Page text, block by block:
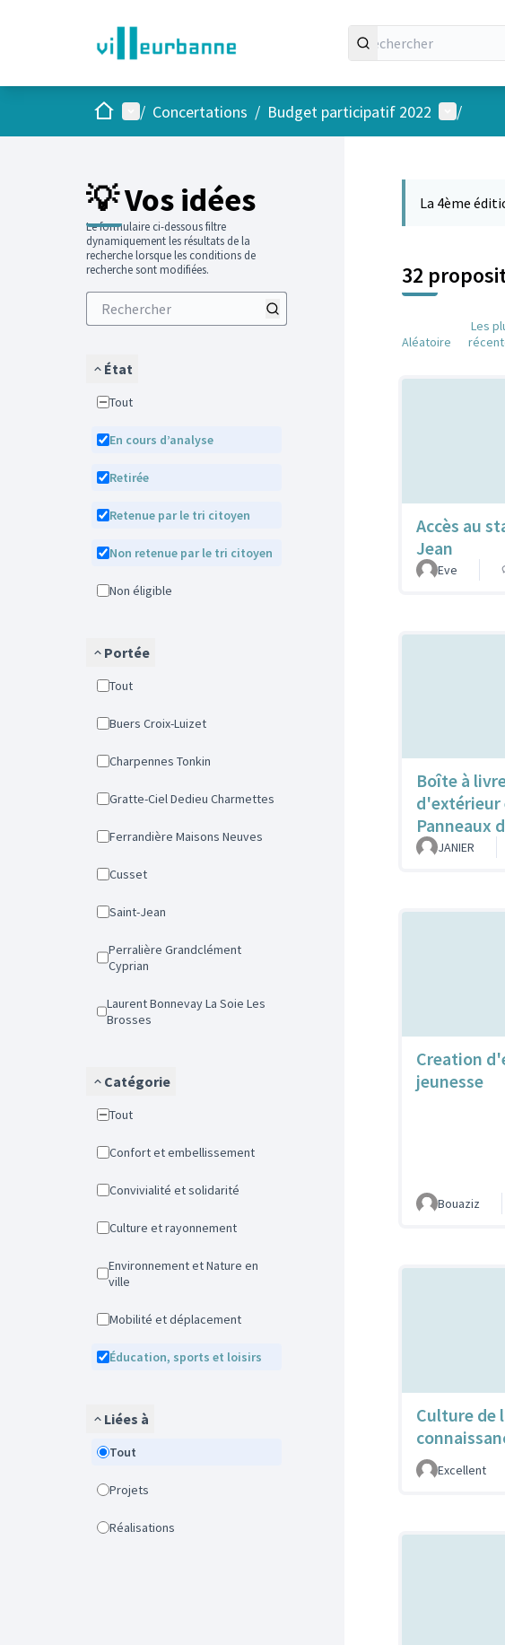
AccueilMenu principal
/ Concertations / Budget participatif 2022 Menu
/
💡 Vos idées
Le formulaire ci-dessous filtre
dynamiquement les résultats de la
recherche lorsque les conditions de
recherche sont modifiées.
État
Tout
En cours d’analyse
Retirée
Retenue par le tri citoyen
Non retenue par le tri citoyen
Non éligible
Portée
Tout
Buers Croix-Luizet
Charpennes Tonkin
Gratte-Ciel Dedieu Charmettes
Ferrandière Maisons Neuves
Cusset
Saint-Jean
Perralière Grandclément
Cyprian
Laurent Bonnevay La Soie Les
Brosses
Catégorie
Tout
Confort et embellissement
Convivialité et solidarité
Culture et rayonnement
Environnement et Nature en
ville
Mobilité et déplacement
Éducation, sports et loisirs
Liées à
Tout
Projets
Réalisations
La 4ème
32
Aléatoire
Les
Accès au
Jean
Eve
Boîte à
Panneaux
JANIER
Creation
jeunesse
Bouaziz
Culture de
Excellent